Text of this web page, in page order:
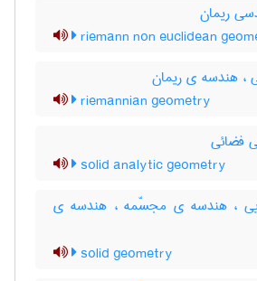
ریمان
riemann non euclidean
، هندسه ی ریمان
riemannian geometry
فضائی
solid analytic geometry
، هندسه ی مجسّمه ، هندسه ی
solid geometry